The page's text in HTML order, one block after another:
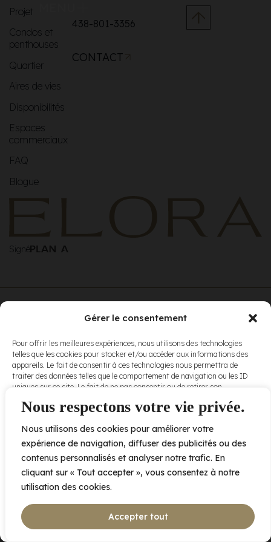
Nous respectons votre vie privée.
Nous utilisons des cookies pour améliorer votre
expérience de navigation, diffuser des publicités ou des
contenus personnalisés et analyser notre trafic. En
cliquant sur « Tout accepter », vous consentez à notre
utilisation des cookies.
Accepter tout
Gérer le consentement
Pour offrir les meilleures expériences, nous utilisons des technologies
telles que les cookies pour stocker et/ou accéder aux informations des
appareils. Le fait de consentir à ces technologies nous permettra de
traiter des données telles que le comportement de navigation ou les ID
uniques sur ce site. Le fait de ne pas consentir ou de retirer son
et fonctions.
Accepter
Refuser
Projet
Condos et
penthouses
Quartier
Aires de vies
Disponibilités
Espaces
commerciaux
FAQ
Blogue
438-801-3356
CONTACT
Signé
conditions
d’utilisationet
nospolitiques
de
confidentialité .
2005 av. de Bois-de-Boulogne, Laval QC H7N 0J7